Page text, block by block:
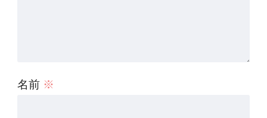
名前 ※